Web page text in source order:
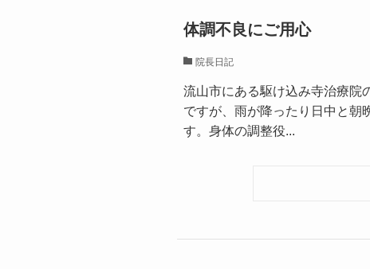
体調不良にご用心
院長日記
流山市にある駆け込み寺治療院
ですが、雨が降ったり日中と朝
す。身体の調整役...